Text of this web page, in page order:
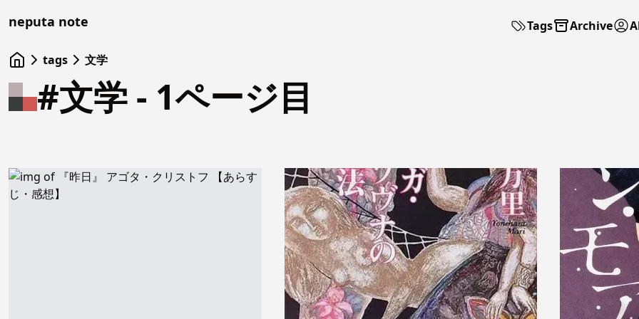
neputa note Tags Archive
tags 文学
#文学 - 1ページ目